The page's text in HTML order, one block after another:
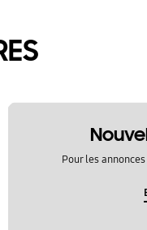
Pour les